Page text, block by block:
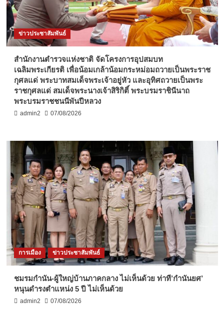
ข่าวประชาสัมพันธ์
สำนักงานตำรวจแห่งชาติ จัดโครงการอุปสมบท
เฉลิมพระเกียรติ เพื่อน้อมเกล้าน้อมกระหม่อมถวายเป็นพระราช
กุศลแด่ พระบาทสมเด็จพระเจ้าอยู่หัว และอุทิศถวายเป็นพระ
ราชกุศลแด่ สมเด็จพระนางเจ้าสิริกิติ์ พระบรมราชินีนาถ
พระบรมราชชนนีพันปีหลวง
admin2 07/08/2026
การเมือง ข่าวประชาสัมพันธ์
ชมรมกำนัน-ผู้ใหญ่บ้านภาคกลาง ไม่เห็นด้วย ท่าที’กำนันยศ’
หนุนดำรงตำแหน่ง 5 ปี ไม่เห็นด้วย
admin2 07/08/2026